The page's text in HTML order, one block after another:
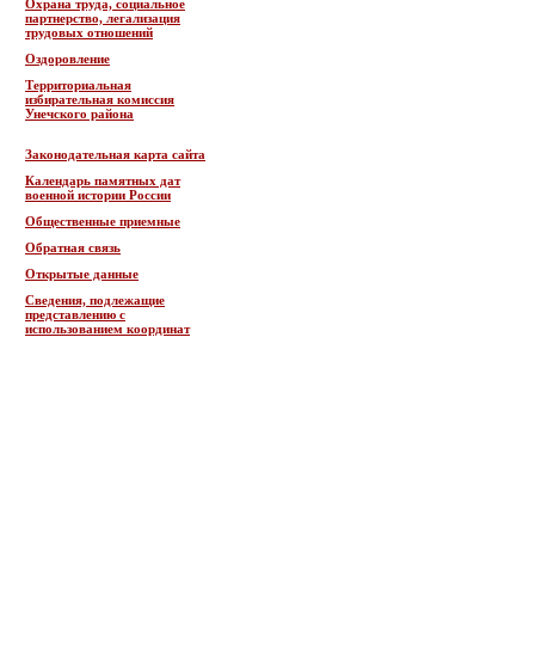
Охрана труда, социальное
партнерство, легализация
трудовых отношений
Оздоровление
Территориальная
избирательная комиссия
Унечского района
Законодательная карта сайта
Календарь памятных дат
военной истории России
Общественные приемные
Обратная связь
Открытые данные
Сведения, подлежащие
представлению с
использованием координат